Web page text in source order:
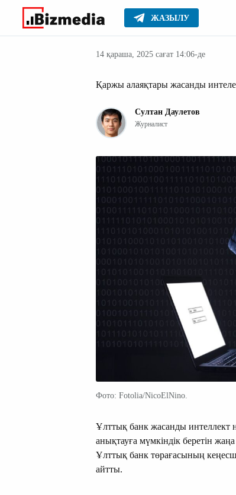
ЖАЗЫЛУ
Басты Жаңалықтар
14 қараша, 2025 сағат 14:06-де
Қаржы алаяқтары жасанды
Султан Даулетов
Журналист
Фото: Fotolia/NicoElNino.
Ұлттық банк жасанды интеллект
анықтауға мүмкіндік беретін
Ұлттық банк төрағасының
айтты.